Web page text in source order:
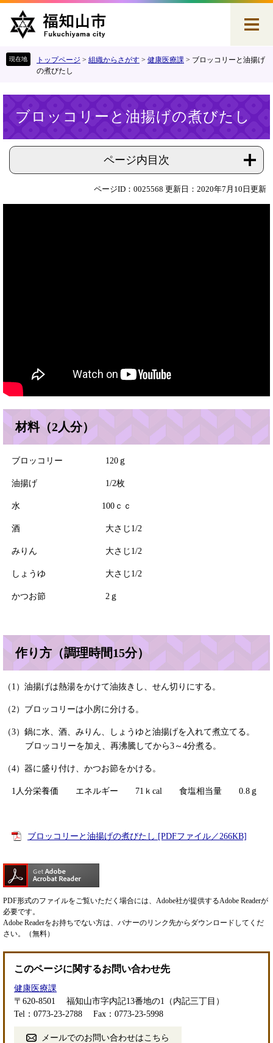
す
し
トップページ > 組織からさがす > 健康医療課 > ブロッコリーと油揚げ
の煮びたし
ブロッコリーと油揚げの煮びたし
ページ内目次
ページID：0025568 更新日：2020年7月10日更新
材料（2人分）
ブロッコリー 120ｇ
油揚げ 1/2枚
水 100ｃｃ
酒 大さじ1/2
みりん 大さじ1/2
しょうゆ 大さじ1/2
かつお節 2ｇ
作り方（調理時間15分）
（1）油揚げは熱湯をかけて油抜きし、せん切りにする。
（2）ブロッコリーは小房に分ける。
（3）鍋に水、酒、みりん、しょうゆと油揚げを入れて煮立てる。
ブロッコリーを加え、再沸騰してから3～4分煮る。
（4）器に盛り付け、かつお節をかける。
1人分栄養価 エネルギー 71ｋcal 食塩相当量 0.8ｇ
ブロッコリーと油揚げの煮びたし [PDFファイル／266KB]
PDF形式のファイルをご覧いただく場合には、Adobe社が提供するAdobe Readerが
必要です。
Adobe Readerをお持ちでない方は、バナーのリンク先からダウンロードしてくだ
さい。（無料）
このページに関するお問い合わせ先
健康医療課
〒620-8501
福知山市字内記13番地の1（内記三丁目）
Tel：0773-23-2788
Fax：0773-23-5998
メールでのお問い合わせはこちら